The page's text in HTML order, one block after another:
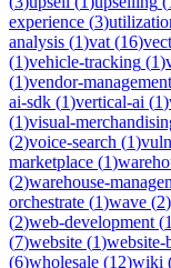
experience (3)
analysis (1)vat (16)
(1)vehicle-tracking (1)
(1)vendor-management
ai-sdk (1)vertical-ai (1)
(1)visual-
(2)voice-search (1)
marketplace (1)
(2)warehouse-
orchestrate (1)wave (2)
(2)web-development (1
(7)website (1)website-
(6)wholesale (12)wiki